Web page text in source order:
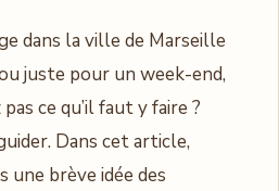
dans la ville de Marseille
juste pour un week-end,
ce qu’il faut y faire ?
Dans cet article,
une brève idée des